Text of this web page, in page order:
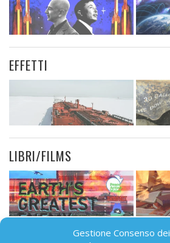
Gestione Consenso dei
EFFETTI
LIBRI/FILMS